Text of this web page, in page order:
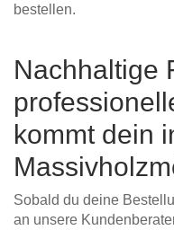
bestellen.
Nachhaltige
kommt dein
Sobald du deine
an unsere